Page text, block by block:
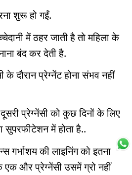
शुरू हो गईं.
में ठहर जाती है तो महिला के
बंद कर देती है.
दौरान प्रेग्नेंट होना संभव नहीं
प्रेग्नेंसी को कुछ दिनों के लिए
सुपरफीटेशन में होता है..
गर्भाशय की लाइनिंग को इतना
एक और प्रेग्नेंसी उसमें ग्रो नहीं